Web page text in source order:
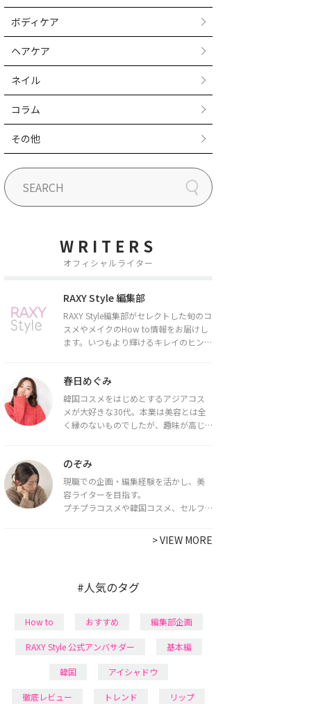
ボディケア
ヘアケア
ネイル
コラム
その他
WRITERS
オフィシャルライター
RAXY Style 編集部
RAXY Style編集部がセレクトした旬のコ
スメやメイクのHow to情報をお届けし
ます。いつもより輝けるキレイのヒント
春日めぐみ
韓国コスメをはじめとするアジアコス
メが大好きな30代。本業は美容とは全
く縁のないものでしたが、趣味が高じ
ライターとして活動中。
都内で16タイプパーソナルカラー診
断・顔タイプ診断・骨格診断によるイ
メージコンサルティングも行っていま
のぞみ
現職での企画・編集経験を活かし、美
容ライターを目指す。
プチプラコスメや韓国コスメ、セルフ
で最新情報をチェック。家事や育児の合
間に取り入れられる時短美容テクも実
>VIEW MORE
#人気のタグ
How to おすすめ 編集部企画
RAXY Style 公式アンバサダー 基本編
韓国 アイシャドウ
徹底レビュー トレンド リップ